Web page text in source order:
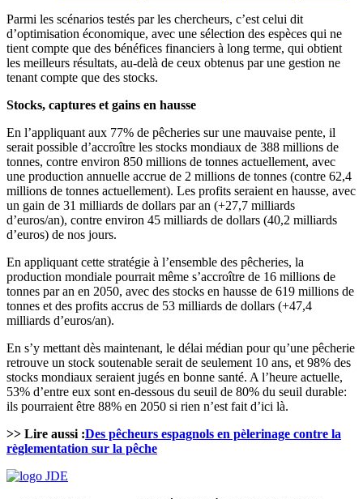
Parmi les scénarios testés par les chercheurs, c’est celui dit
d’optimisation économique, avec une sélection des espèces qui ne
tient compte que des bénéfices financiers à long terme, qui obtient
les meilleurs résultats, au-delà de ceux obtenus par une gestion ne
tenant compte que des stocks.
Stocks, captures et gains en hausse
En l’appliquant aux 77% de pêcheries sur une mauvaise pente, il
serait possible d’accroître les stocks mondiaux de 388 millions de
tonnes, contre environ 850 millions de tonnes actuellement, avec
une production annuelle accrue de 2 millions de tonnes (contre 62,4
millions de tonnes actuellement). Les profits seraient en hausse, avec
un gain de 31 milliards de dollars par an (+27,7 milliards
d’euros/an), contre environ 45 milliards de dollars (40,2 milliards
d’euros) de nos jours.
En appliquant cette stratégie à l’ensemble des pêcheries, la
production mondiale pourrait même s’accroître de 16 millions de
tonnes par an en 2050, avec des stocks en hausse de 619 millions de
tonnes et des profits accrus de 53 milliards de dollars (+47,4
milliards d’euros/an).
En s’y mettant dès maintenant, le délai médian pour qu’une pêcherie
retrouve un stock soutenable serait de seulement 10 ans, et 98% des
stocks mondiaux seraient jugés en bonne santé. A l’heure actuelle,
53% d’entre eux sont en-dessous du seuil de 80% du seuil durable:
ils pourraient être 88% en 2050 si rien n’est fait d’ici là.
>> Lire aussi :Des pêcheurs espagnols en pèlerinage contre la
règlementation sur la pêche